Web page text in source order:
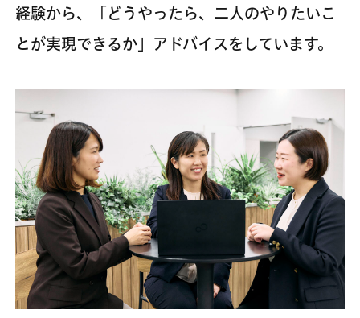
経験から、「どうやったら、二人のやりたいこ
とが実現できるか」アドバイスをしています。